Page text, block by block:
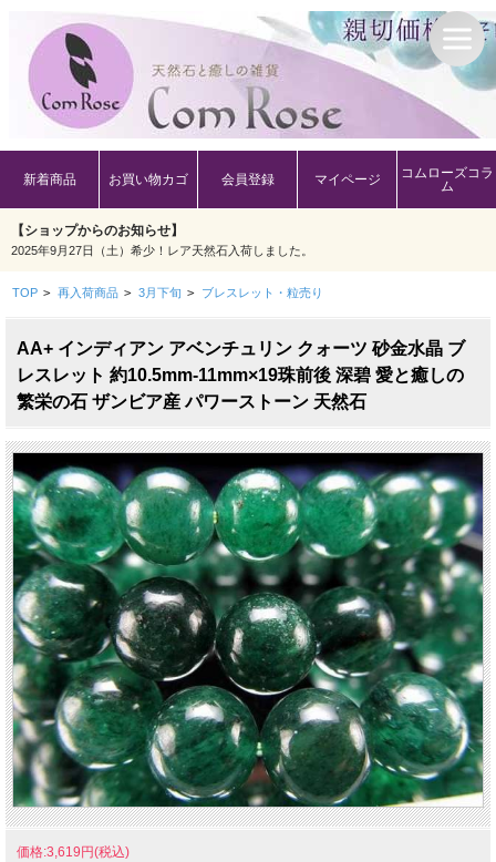
新着商品 お買い物カゴ 会員登録 マイページ
コムローズコラ
ム
【ショップからのお知らせ】
2025年9月27日（土）希少！レア天然石入荷しました。
TOP > 再入荷商品 > 3月下旬 > ブレスレット・粒売り
AA+ インディアン アベンチュリン クォーツ 砂金水晶 ブ
レスレット 約10.5mm-11mm×19珠前後 深碧 愛と癒しの
繁栄の石 ザンビア産 パワーストーン 天然石
価格:3,619円(税込)